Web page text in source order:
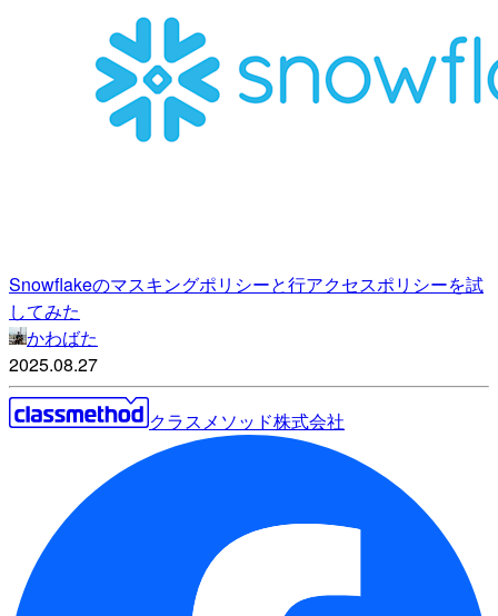
Snowflakeのマスキングポリシーと行アクセスポリシーを試
してみた
かわばた
2025.08.27
クラスメソッド株式会社